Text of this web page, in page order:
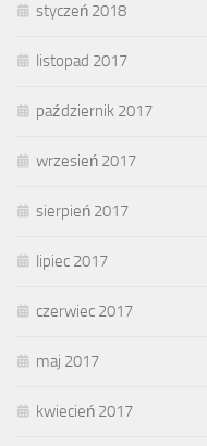
styczeń 2018
listopad 2017
październik 2017
wrzesień 2017
sierpień 2017
lipiec 2017
czerwiec 2017
maj 2017
kwiecień 2017